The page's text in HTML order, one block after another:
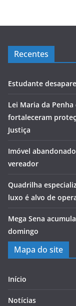
Recentes
Estudante
Lei Maria da
fortaleceram
Justiça
Imóvel
vereador
Quadrilha
luxo é alvo de
Mega Sena
domingo
Mapa do site
Início
Notícias